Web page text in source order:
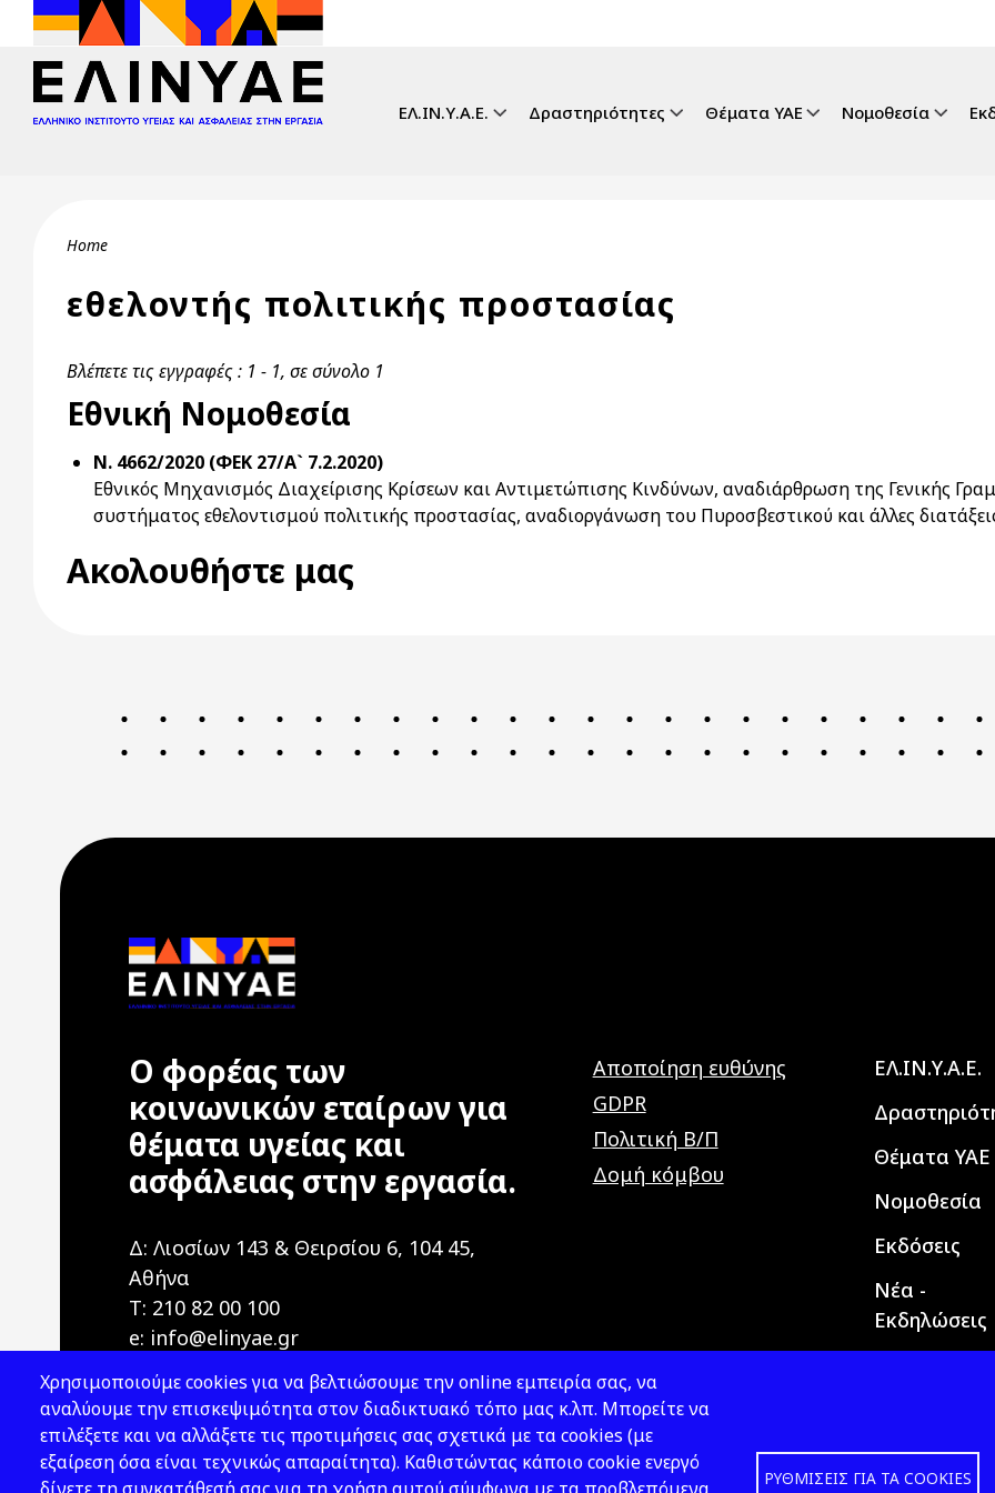
Skip to main content
ΕΛ.ΙΝ.Υ.Α.Ε. Δραστηριότητες Θέματα ΥΑΕ Νομοθεσία
Breadcrumb
Home
εθελοντής πολιτικής προστασίας
Βλέπετε τις εγγραφές : 1 - 1, σε σύνολο 1
Εθνική Νομοθεσία
Ν. 4662/2020 (ΦΕΚ 27/Α` 7.2.2020)
Εθνικός Μηχανισμός Διαχείρισης Κρίσεων και Αντιμετώπισης Κινδύνων, αναδιάρθρωση της Γενικής
συστήματος εθελοντισμού πολιτικής προστασίας, αναδιοργάνωση του Πυροσβεστικού και άλλες
Ακολουθήστε μας
Ο φορέας των
κοινωνικών εταίρων για
θέματα υγείας και
ασφάλειας στην εργασία.
Δ: Λιοσίων 143 & Θειρσίου 6, 104 45,
Αθήνα
T: 210 82 00 100
e: info@elinyae.gr
Αποποίηση ευθύνης
GDPR
Πολιτική Β/Π
Δομή κόμβου
Main
ΕΛ.ΙΝ.Υ.Α.Ε.
Θέματα ΥΑΕ
Νομοθεσία
Εκδόσεις
Νέα -
Εκδηλώσεις
Χρησιμοποιούμε cookies για να βελτιώσουμε την online εμπειρία σας, να
αναλύουμε την επισκεψιμότητα στον διαδικτυακό τόπο μας κ.λπ. Μπορείτε να
επιλέξετε και να αλλάξετε τις προτιμήσεις σας σχετικά με τα cookies (με
εξαίρεση όσα είναι τεχνικώς απαραίτητα). Καθιστώντας κάποιο cookie ενεργό
ΡΥΘΜΊΣΕΙΣ ΓΙΑ ΤΑ COOKIES